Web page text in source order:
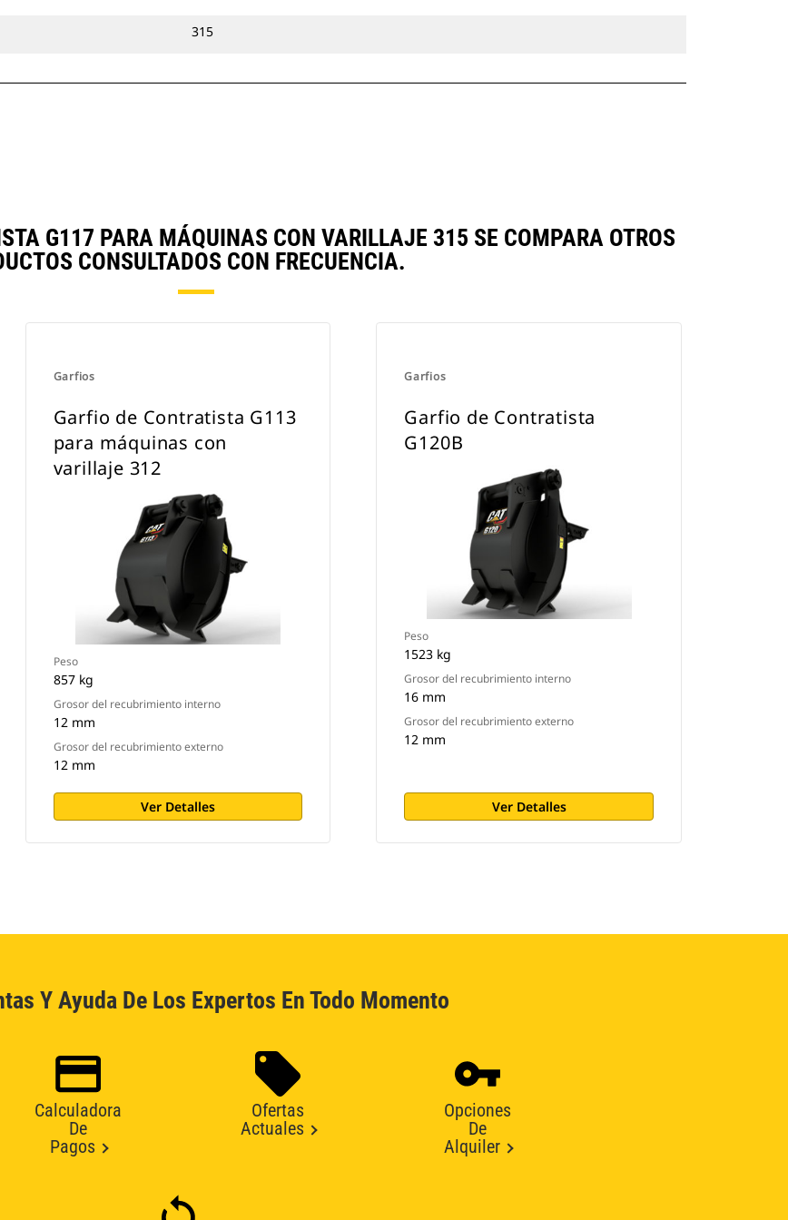
315
G117 PARA MÁQUINAS CON VARILLAJE 315 SE COMPARA OTROS
CONSULTADOS CON FRECUENCIA.
Garfios
Garfio de Contratista G113
para máquinas con
varillaje 312
Peso
857 kg
Grosor del recubrimiento interno
12 mm
Grosor del recubrimiento externo
12 mm
Ver Detalles
Garfios
Garfio de Contratista
G120B
Peso
1523 kg
Grosor del recubrimiento interno
16 mm
Grosor del recubrimiento externo
12 mm
Ver Detalles
Y Ayuda De Los Expertos En Todo Momento
Calculadora
De
Pagos
Ofertas
Actuales
Opciones
De
Alquiler